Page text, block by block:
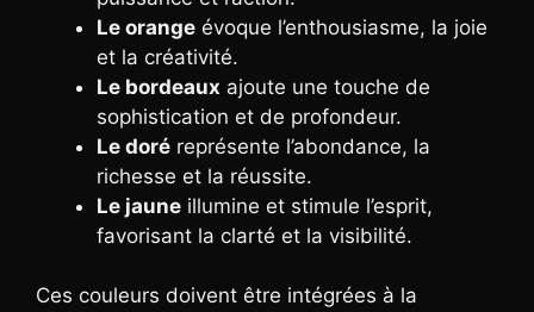
Le orange évoque l’enthousiasme, la joie
et la créativité.
Le bordeaux ajoute une touche de
sophistication et de profondeur.
Le doré représente l’abondance, la
richesse et la réussite.
Le jaune illumine et stimule l’esprit,
favorisant la clarté et la visibilité.
Ces couleurs doivent être intégrées à la